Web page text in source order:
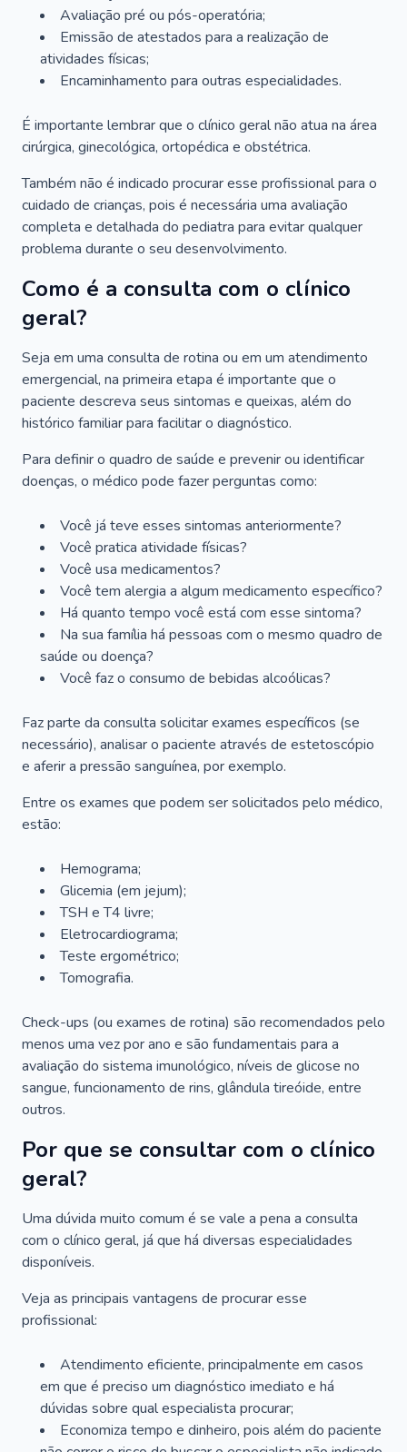
Avaliação pré ou pós-operatória;
Emissão de atestados para a realização de
atividades físicas;
Encaminhamento para outras especialidades.
É importante lembrar que o clínico geral não atua na área
cirúrgica, ginecológica, ortopédica e obstétrica.
Também não é indicado procurar esse profissional para o
cuidado de crianças, pois é necessária uma avaliação
completa e detalhada do pediatra para evitar qualquer
problema durante o seu desenvolvimento.
Como é a consulta com o clínico
geral?
Seja em uma consulta de rotina ou em um atendimento
emergencial, na primeira etapa é importante que o
paciente descreva seus sintomas e queixas, além do
histórico familiar para facilitar o diagnóstico.
Para definir o quadro de saúde e prevenir ou identificar
doenças, o médico pode fazer perguntas como:
Você já teve esses sintomas anteriormente?
Você pratica atividade físicas?
Você usa medicamentos?
Você tem alergia a algum medicamento específico?
Há quanto tempo você está com esse sintoma?
Na sua família há pessoas com o mesmo quadro de
saúde ou doença?
Você faz o consumo de bebidas alcoólicas?
Faz parte da consulta solicitar exames específicos (se
necessário), analisar o paciente através de estetoscópio
e aferir a pressão sanguínea, por exemplo.
Entre os exames que podem ser solicitados pelo médico,
estão:
Hemograma;
Glicemia (em jejum);
TSH e T4 livre;
Eletrocardiograma;
Teste ergométrico;
Tomografia.
Check-ups (ou exames de rotina) são recomendados pelo
menos uma vez por ano e são fundamentais para a
avaliação do sistema imunológico, níveis de glicose no
sangue, funcionamento de rins, glândula tireóide, entre
outros.
Por que se consultar com o clínico
geral?
Uma dúvida muito comum é se vale a pena a consulta
com o clínico geral, já que há diversas especialidades
disponíveis.
Veja as principais vantagens de procurar esse
profissional:
Atendimento eficiente, principalmente em casos
em que é preciso um diagnóstico imediato e há
dúvidas sobre qual especialista procurar;
Economiza tempo e dinheiro, pois além do paciente